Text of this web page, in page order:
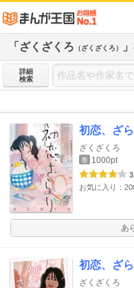
「ざくざくろ （ざくざくろ）
詳細
検索
初恋、ざ
ざくざくろ
巻 1000pt
お気に入り：
あ
初恋、ざ
ざくざくろ